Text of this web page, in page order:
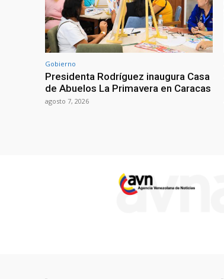
Gobierno
Presidenta Rodríguez inaugura Casa
de Abuelos La Primavera en Caracas
agosto 7, 2026